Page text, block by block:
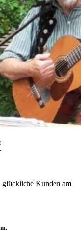
glückliche Kunden am